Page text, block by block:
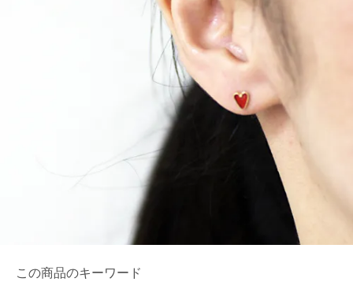
この商品のキーワード